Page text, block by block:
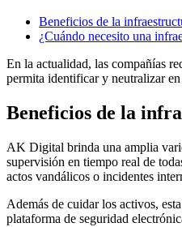
Beneficios de la
¿Cuándo necesito una
En la actualidad, las compañías
permita identificar y neutralizar
Beneficios de la
AK Digital brinda una amplia
supervisión en tiempo real de
actos vandálicos o incidentes
Además de cuidar los activos,
plataforma de seguridad